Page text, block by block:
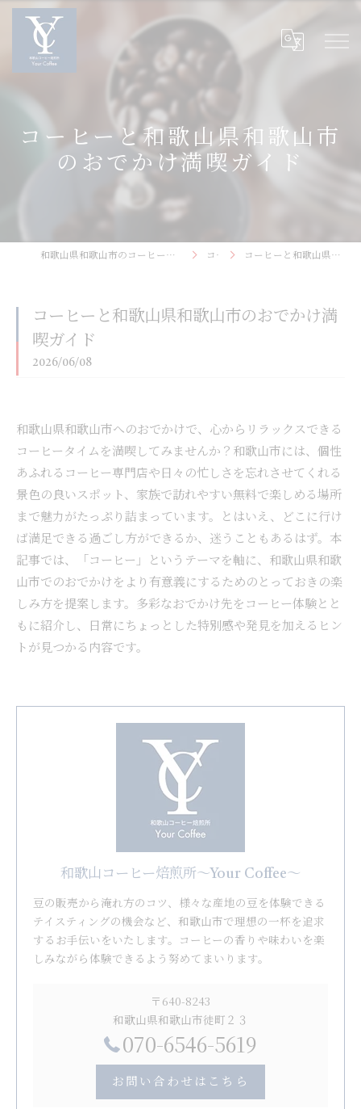
コーヒーと和歌山県和歌山市
のおでかけ満喫ガイド
和歌山県和歌山市のコーヒーなら和歌山コーヒー焙煎所〜Your Coffee〜 コラム コーヒーと和歌山県和歌山市のおでかけ満喫ガイド
コーヒーと和歌山県和歌山市のおでかけ満
喫ガイド
2026/06/08
和歌山県和歌山市へのおでかけで、心からリラックスできる
コーヒータイムを満喫してみませんか？和歌山市には、個性
あふれるコーヒー専門店や日々の忙しさを忘れさせてくれる
景色の良いスポット、家族で訪れやすい無料で楽しめる場所
まで魅力がたっぷり詰まっています。とはいえ、どこに行け
ば満足できる過ごし方ができるか、迷うこともあるはず。本
記事では、「コーヒー」というテーマを軸に、和歌山県和歌
山市でのおでかけをより有意義にするためのとっておきの楽
しみ方を提案します。多彩なおでかけ先をコーヒー体験とと
もに紹介し、日常にちょっとした特別感や発見を加えるヒン
トが見つかる内容です。
和歌山コーヒー焙煎所〜Your Coffee〜
豆の販売から淹れ方のコツ、様々な産地の豆を体験できる
テイスティングの機会など、和歌山市で理想の一杯を追求
するお手伝いをいたします。コーヒーの香りや味わいを楽
しみながら体験できるよう努めてまいります。
〒640-8243
和歌山県和歌山市徒町２３
070-6546-5619
お問い合わせはこちら